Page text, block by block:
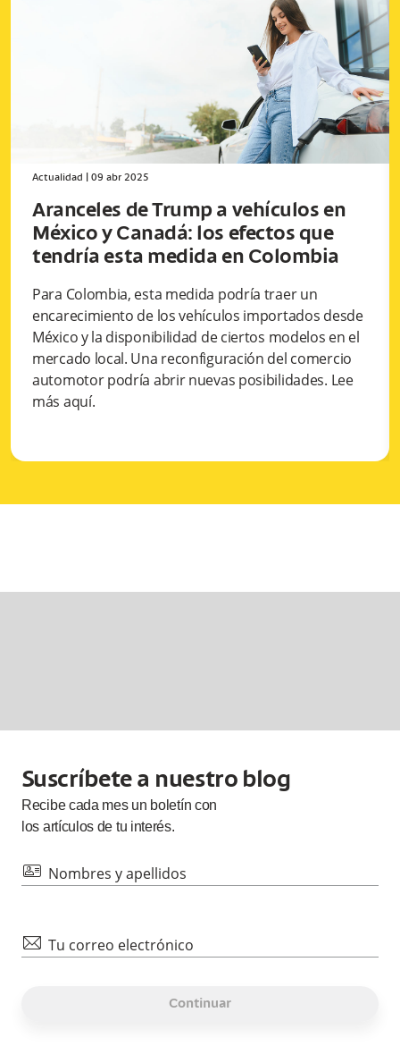
Actualidad 09 abr 2025
Aranceles de Trump a vehículos en
México y Canadá: los efectos que
tendría esta medida en Colombia
Para Colombia, esta medida podría traer un
encarecimiento de los vehículos importados desde
México y la disponibilidad de ciertos modelos en el
mercado local. Una reconfiguración del comercio
automotor podría abrir nuevas posibilidades. Lee
más aquí.
Suscríbete a nuestro blog
Recibe cada mesun boletín con
los artículos de tu interés.
id Nombres y apellidos
mail Tu correo electrónico
Continuar